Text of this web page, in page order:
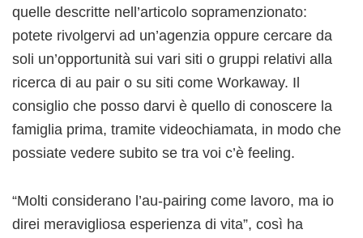
quelle descritte nell’articolo sopramenzionato:
potete rivolgervi ad un’agenzia oppure cercare da
soli un’opportunità sui vari siti o gruppi relativi alla
ricerca di au pair o su siti come Workaway. Il
consiglio che posso darvi è quello di conoscere la
famiglia prima, tramite videochiamata, in modo che
possiate vedere subito se tra voi c’è feeling.
“Molti considerano l’au-pairing come lavoro, ma io
direi meravigliosa esperienza di vita”, così ha